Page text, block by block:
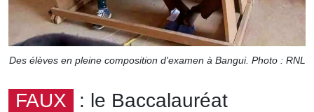
Des élèves en pleine composition d'examen à Bangui. Photo : RNL
FAUX
: le Baccalauréat